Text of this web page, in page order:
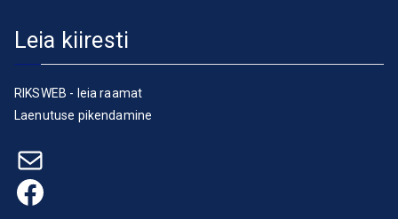
Leia kiiresti
RIKSWEB - leia raamat
Laenutuse pikendamine
E-post
Facebook